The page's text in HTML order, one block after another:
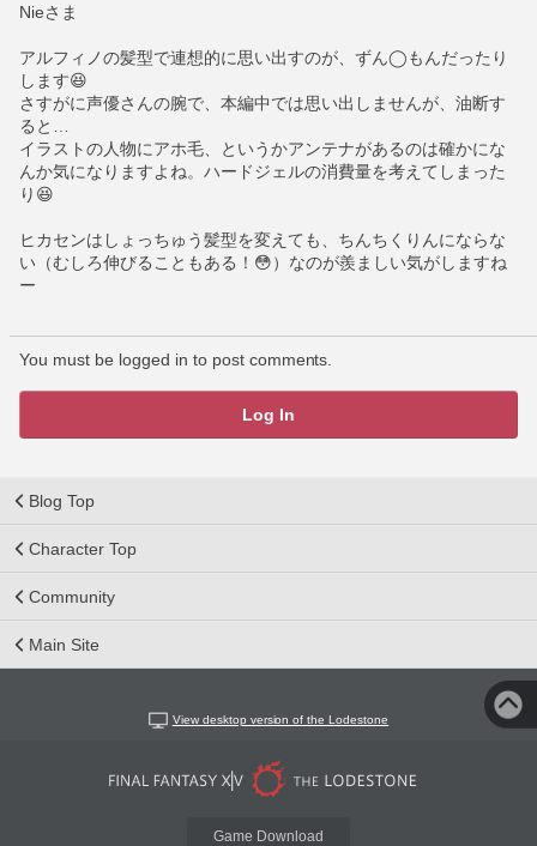
Nieさま
アルフィノの髪型で連想的に思い出すのが、ずん◯もんだったり
します😆
さすがに声優さんの腕で、本編中では思い出しませんが、油断す
ると…
イラストの人物にアホ毛、というかアンテナがあるのは確かにな
んか気になりますよね。ハードジェルの消費量を考えてしまった
り😆
ヒカセンはしょっちゅう髪型を変えても、ちんちくりんにならな
い（むしろ伸びることもある！😳）なのが羨ましい気がしますね
ー
You must be logged in to post comments.
Log In
Blog Top
Character Top
Community
Main Site
View desktop version of the Lodestone
Game Download